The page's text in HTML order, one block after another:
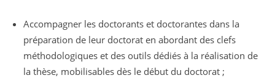
Accompagner les doctorants et doctorantes dans la
préparation de leur doctorat en abordant des clefs
méthodologiques et des outils dédiés à la réalisation de
la thèse, mobilisables dès le début du doctorat ;